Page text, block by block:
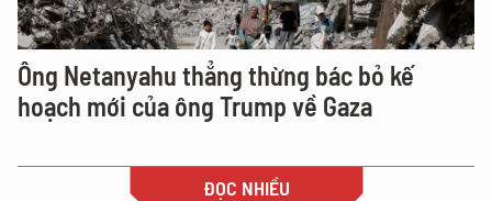
Ông Netanyahu thẳng thừng bác bỏ kế
hoạch mới của ông Trump về Gaza
ĐỌC NHIỀU